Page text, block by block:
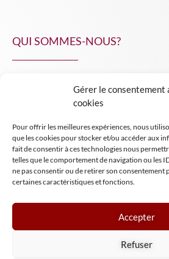
Gérer le consentement
cookies
Pour offrir les meilleures expériences, nous
que les cookies pour stocker et/ou accéder aux
fait de consentir à ces technologies nous
telles que le comportement de navigation ou les
ne pas consentir ou de retirer son consentement
certaines caractéristiques et fonctions.
Accepter
Refuser
QUI SOMMES-NOUS?
INSIGHT NPA
Mentions légales